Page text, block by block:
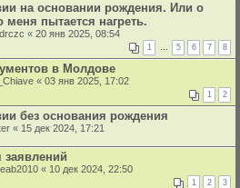
на основании рождения. Или о
меня пытается нагреть.
« 20 янв 2025, 08:54
1 … 5 6 7 8
в Молдове
« 03 янв 2025, 17:02
1 2
без основания рождения
« 15 дек 2024, 17:21
заявлений
« 10 дек 2024, 22:50
1 2 3